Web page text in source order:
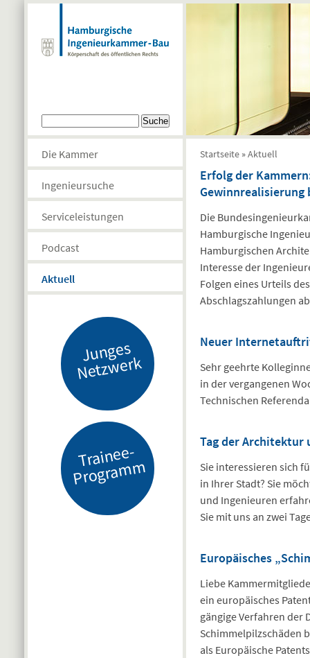
Direkt zum Inhalt
Suchformular
Die Kammer
Ingenieursuche
Serviceleistungen
Podcast
Aktuell
J
u
n
g
es
N
etz
w
er
k
Tr
ai
n
e
e-
Pr
o
gr
a
m
m
Sie sind hier
Startseite »Aktuell
Erfolg der
Gewinnrealisierung
Die
Hamburgische
Hamburgischen
Interesse der
Folgen eines Urteils
Abschlagszahlungen
Neuer
Sehr geehrte
in der vergangenen
Technischen
Tag der Architektur
Sie interessieren sich
in Ihrer Stadt? Sie
und Ingenieuren
Sie mit uns an zwei
Europäisches
Liebe
ein europäisches
gängige Verfahren der
Schimmelpilzschäden
als Europäische